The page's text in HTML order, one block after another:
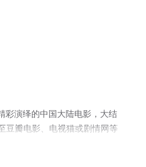
彩演绎的中国大陆电影，大结
豆瓣电影、电视猫或剧情网等